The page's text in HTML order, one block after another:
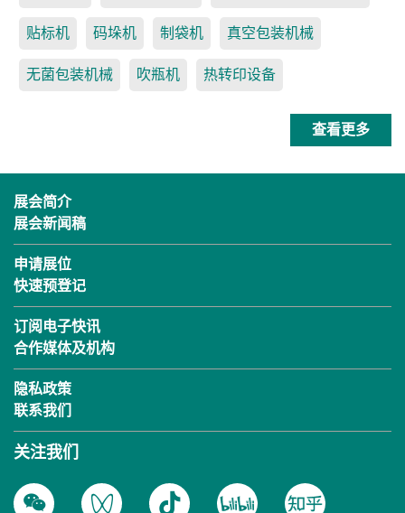
贴标机 码垛机 制袋机 真空包装机械
无菌包装机械 吹瓶机 热转印设备
查看更多
展会简介
展会新闻稿
申请展位
快速预登记
订阅电子快讯
合作媒体及机构
隐私政策
联系我们
关注我们